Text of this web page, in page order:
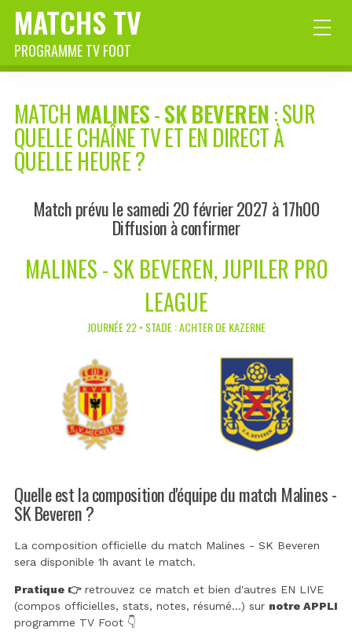
MATCHS TV
PROGRAMME TV FOOT
MATCH MALINES-SK BEVEREN: SUR
QUELLE CHAÎNE TV ET EN DIRECT À
QUELLE HEURE ?
Match prévu le samedi 20 février 2027 à 17h00
Diffusion à confirmer
MALINES - SK BEVEREN, JUPILER PRO
LEAGUE
JOURNÉE 22 • STADE : ACHTER DE KAZERNE
Quelle est la composition d'équipe du match Malines -
SK Beveren ?
La composition officielle du match Malines - SK Beveren
sera disponible 1h avant le match.
Pratique 👉retrouvez ce match et bien d'autres EN LIVE
(compos officielles, stats, notes, résumé...) sur notre APPLI
programme TV Foot 👇